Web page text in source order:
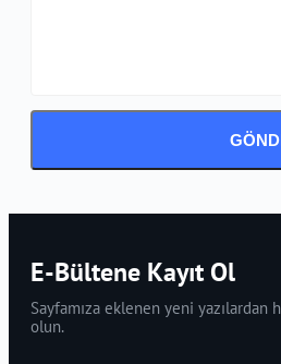
E-Bültene Kayıt Ol
Sayfamıza eklenen yeni yazılardan
olun.